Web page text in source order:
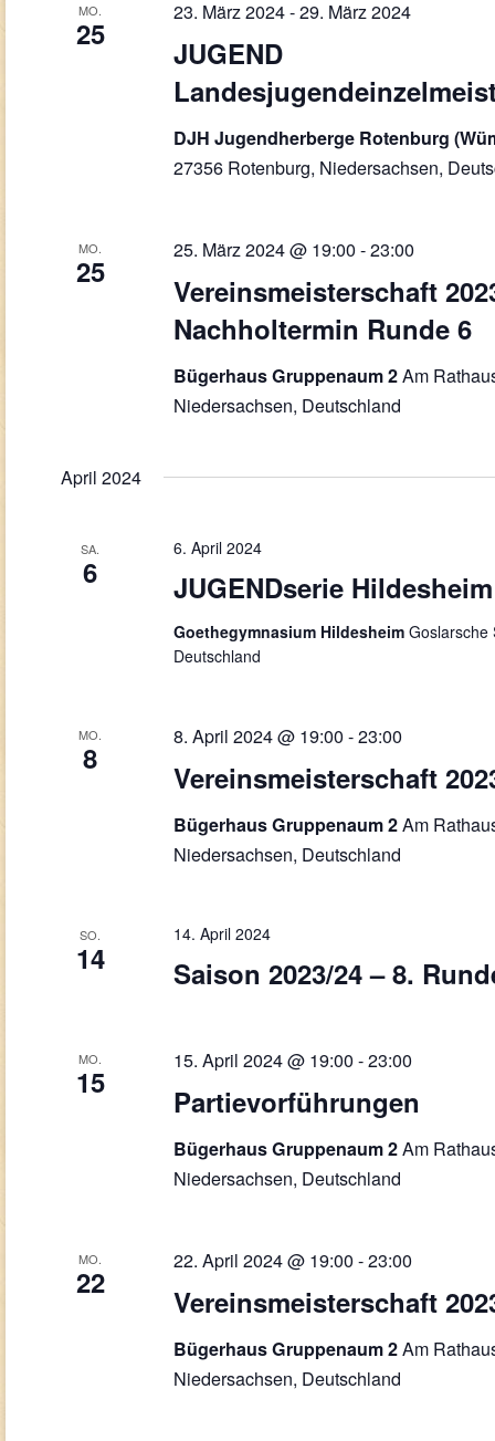
MO.
25
JUGEND
23. März 2024-29. März 2024
DJH Jugendherberge Rotenburg
27356 Rotenburg, Niedersachsen,
MO.
25
Vereinsmeisterschaft
Nachholtermin Runde 6
25. März 2024 @ 19:00-23:00
Bügerhaus Gruppenaum 2Am
Niedersachsen, Deutschland
April 2024
SA.
6 JUGENDserie Hildesheim
6. April 2024
Goethegymnasium Hildesheim Goslarsche
Deutschland
MO.
8
Vereinsmeisterschaft
8. April 2024 @ 19:00-23:00
Bügerhaus Gruppenaum 2Am
Niedersachsen, Deutschland
SO.
14 Saison 2023/24 – 8.
14. April 2024
MO.
15
Partievorführungen
15. April 2024 @ 19:00-23:00
Bügerhaus Gruppenaum 2Am
Niedersachsen, Deutschland
MO.
22
Vereinsmeisterschaft
22. April 2024 @ 19:00-23:00
Bügerhaus Gruppenaum 2Am
Niedersachsen, Deutschland